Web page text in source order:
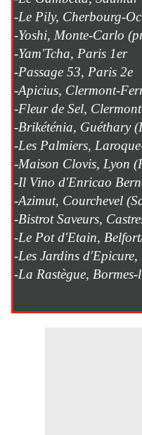
-Le Pily, Cherbourg-
-Yoshi, Monte-Carlo
-Yam'Tcha, Paris 1er
-Passage 53, Paris 2e
-Apicius, Clermont-
-Fleur de Sel,
-Brikéténia, Guéthary
-Les Palmiers,
-Maison Clovis, Lyon
-Il Vino d'Enricao
-Azimut, Courchevel
-Bistrot Saveurs,
-Le Pot d'Etain,
-Les Jardins
-La Rastègue,